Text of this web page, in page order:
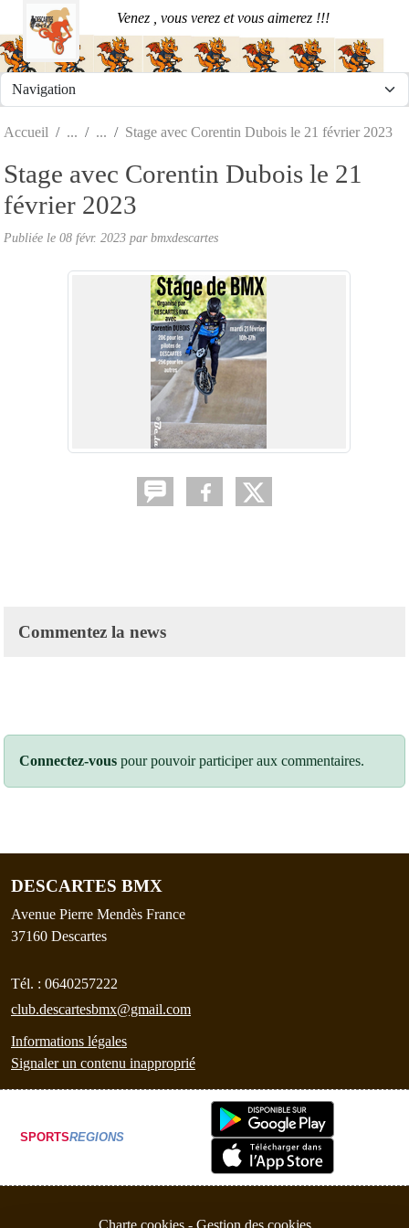
Venez , vous verez et vous aimerez !!!
Accueil Stage avec Corentin Dubois le 21 février 2023
Stage avec Corentin Dubois le 21
février 2023
Publiée le 08 févr. 2023 parbmxdescartes
Commentez la news
Connectez-vous pour pouvoir participer aux commentaires.
DESCARTES BMX
Avenue Pierre Mendès France
37160 Descartes
Tél. : 0640257222
club.descartesbmx@gmail.com
Informations légales
Signaler un contenu inapproprié
SPORTSREGIONS
Charte cookies Gestion des cookies
Panneau de gestion des cookies